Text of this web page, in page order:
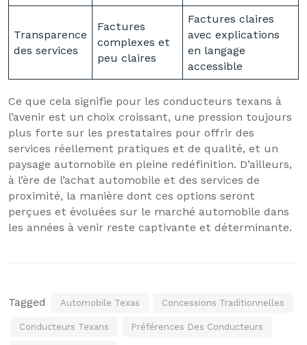
Transparence
des services
Factures
complexes et
peu claires
Factures claires
avec explications
en langage
accessible
Ce que cela signifie pour les conducteurs texans à
l’avenir est un choix croissant, une pression toujours
plus forte sur les prestataires pour offrir des
services réellement pratiques et de qualité, et un
paysage automobile en pleine redéfinition. D’ailleurs,
à l’ère de l’achat automobile et des services de
proximité, la manière dont ces options seront
perçues et évoluées sur le marché automobile dans
les années à venir reste captivante et déterminante.
Tagged Automobile Texas Concessions Traditionnelles
Conducteurs Texans Préférences Des Conducteurs